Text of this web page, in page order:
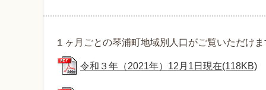
１ヶ月ごとの琴浦町地域別人口がご覧いただけ
令和３年（2021年）12月1日現在(118KB)